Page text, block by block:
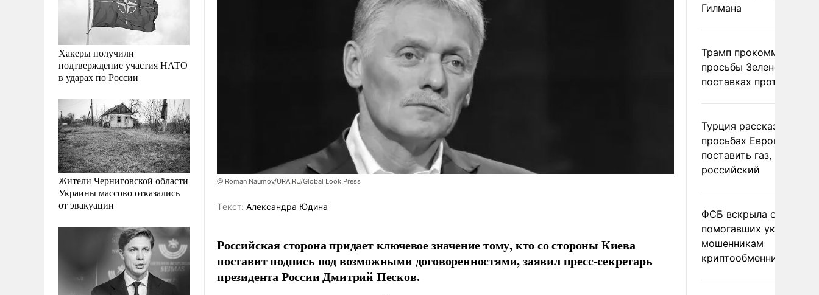
Хакеры получили
подтверждение участия НАТО
в ударах по России
Жители Черниговской области
Украины массово отказались
от эвакуации
@ Roman Naumov/URA.RU/Global Look Press
Tекст: Александра Юдина
Российская сторона придает ключевое значение тому, кто со стороны Киева
поставит подпись под возможными договоренностями, заявил пресс-секретарь
президента России Дмитрий Песков.
Гилмана
Трамп
просьбы Зеленского о
поставках
Турция рассказала о
просьбах Европы
поставить газ, но не
российский
ФСБ вскрыла сеть
помогавших
мошенникам
криптообменников